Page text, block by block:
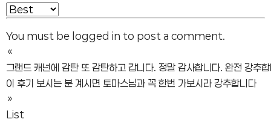
You must be logged in to post a comment.
«
그랜드 캐넌에 감탄 또 감탄하고 갑니다. 정말 감사합니다. 완전 강추
이 후기 보시는 분 계시면 토마스님과 꼭 한번 가보시라 강추합니다
»
List